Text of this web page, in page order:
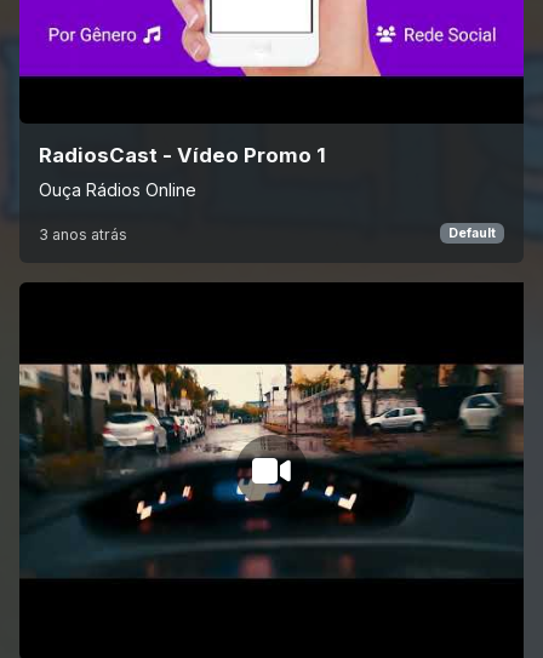
RadiosCast - Vídeo Promo 1
Ouça Rádios Online
3 anos atrás Default